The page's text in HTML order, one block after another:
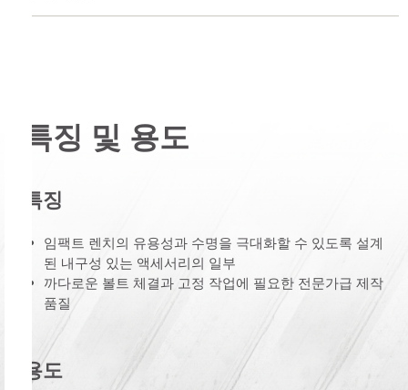
특징 및 용도
특징
임팩트 렌치의 유용성과 수명을 극대화할 수 있도록 설계
된 내구성 있는 액세서리의 일부
까다로운 볼트 체결과 고정 작업에 필요한 전문가급 제작
품질
용도